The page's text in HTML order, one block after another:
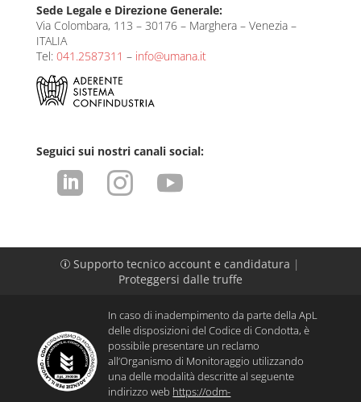
Sede Legale e Direzione Generale:
Via Colombara, 113 – 30176 – Marghera – Venezia –
ITALIA
Tel: 041.2587311 – info@umana.it
Seguici sui nostri canali social:
  
p Supporto tecnico account e candidatura |
Proteggersi dalle truffe
In caso di inadempimento da parte della ApL
delle disposizioni del Codice di Condotta, è
possibile presentare un reclamo
all’Organismo di Monitoraggio utilizzando
una delle modalità descritte al seguente
indirizzo web https://odm-